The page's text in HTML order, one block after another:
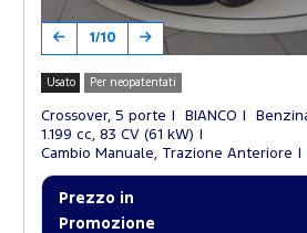
1/10
Usato Per neopatentati
Crossover, 5 porte BIANCO
1.199 cc, 83 CV (61 kW)
Cambio Manuale, Trazione Anteriore
Prezzo in
Promozione